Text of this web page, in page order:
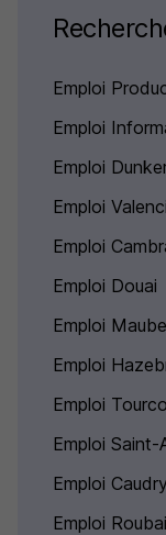
Emploi
Emploi
Emploi
Emploi
Emploi
Emploi Douai
Emploi
Emploi
Emploi
Emploi Saint-
Emploi Caudry
Emploi